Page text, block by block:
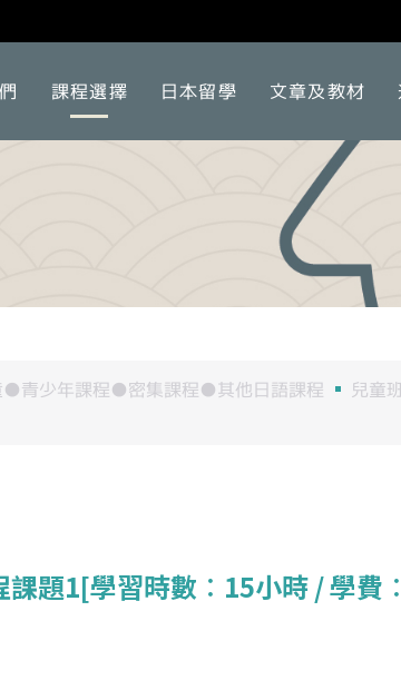
課程選擇 日本留學 文章及教材
青少年課程●密集課程●其他日語課程
兒童
課題1[學習時數︰15小時 / 學費